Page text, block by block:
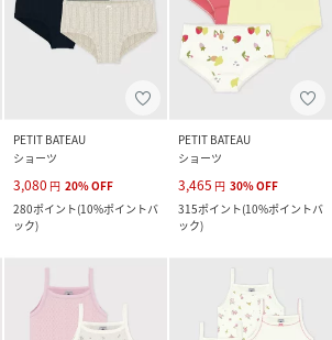
PETIT BATEAU
ショーツ
3,080 円 20%OFF
280ポイント(10%ポイントバ
ック)
PETIT BATEAU
ショーツ
3,465 円 30%OFF
315ポイント(10%ポイントバ
ック)